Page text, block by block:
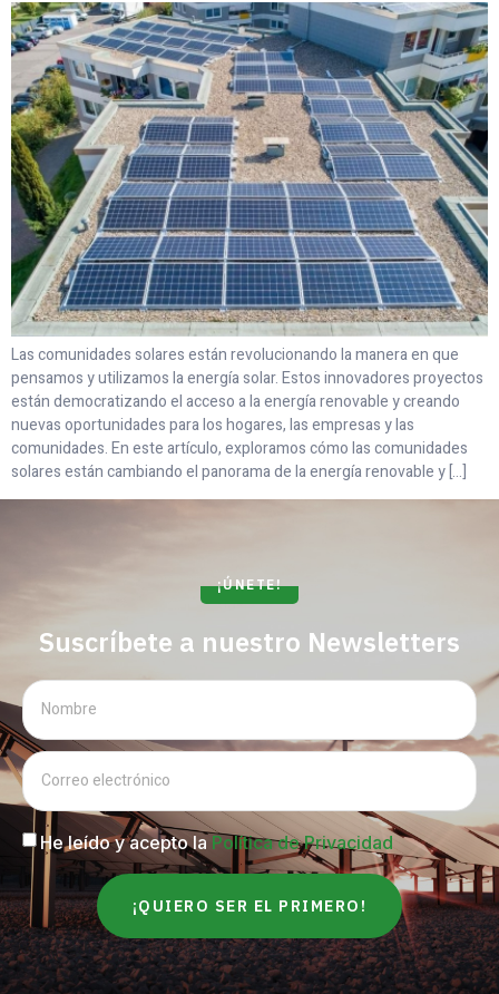
Las comunidades solares están revolucionando la manera en que
pensamos y utilizamos la energía solar. Estos innovadores proyectos
están democratizando el acceso a la energía renovable y creando
nuevas oportunidades para los hogares, las empresas y las
comunidades. En este artículo, exploramos cómo las comunidades
solares están cambiando el panorama de la energía renovable y […]
¡ÚNETE!
Suscríbete a nuestro Newsletters
He leído y acepto la Política de Privacidad
¡QUIERO SER EL PRIMERO!